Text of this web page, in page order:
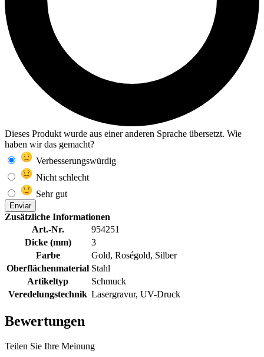
Dieses Produkt wurde aus einer anderen Sprache übersetzt. Wie
haben wir das gemacht?
Verbesserungswürdig
Nicht schlecht
Sehr gut
Enviar
Zusätzliche Informationen
Art.-Nr.
954251
Dicke (mm)
3
Farbe
Gold, Roségold, Silber
Oberflächenmaterial Stahl
Artikeltyp
Schmuck
Veredelungstechnik Lasergravur, UV-Druck
Bewertungen
Teilen Sie Ihre Meinung